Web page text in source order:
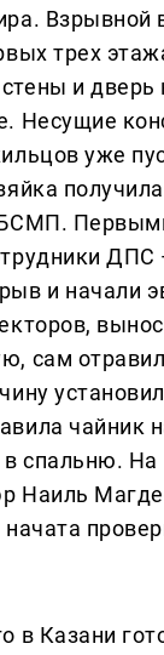
Взрывной
трех
и дверь
Несущие
уже
ДПС
и начали
сам
чайник
в спальню. На
Наиль
начата
в Казани